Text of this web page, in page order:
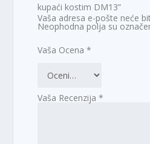
kupaći kostim DM13”
Vaša adresa e-pošte neće
Neophodna polja su
Vaša Ocena*
Vaša Recenzija*